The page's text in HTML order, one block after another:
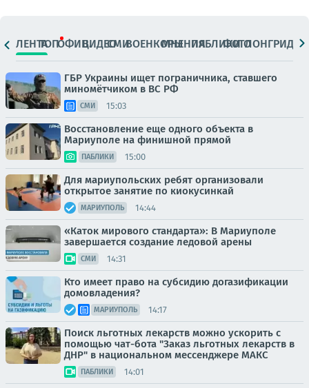
ЛЕНТАТОПОФИЦ.ВИДЕОСМИВОЕНКОРЫМНЕНИЯПАБЛИКИ
ФОТОЛОНГРИДЫ
ГБР Украины ищет пограничника, ставшего
миномётчиком в ВС РФ
СМИ 15:03
Восстановление еще одного объекта в
Мариуполе на финишной прямой
ПАБЛИКИ 15:00
Для мариупольских ребят организовали
открытое занятие по киокусинкай
МАРИУПОЛЬ 14:44
«Каток мирового стандарта»: В Мариуполе
завершается создание ледовой арены
СМИ 14:31
Кто имеет право на субсидию догазификации
домовладения?
МАРИУПОЛЬ 14:17
Поиск льготных лекарств можно ускорить с
помощью чат-бота "Заказ льготных лекарств в
ДНР" в национальном мессенджере МАКС
ПАБЛИКИ 14:01